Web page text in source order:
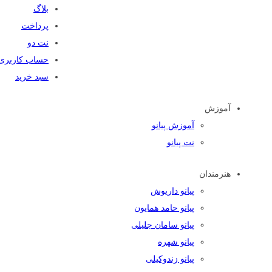
بلاگ
پرداخت
نت دو
حساب
سبد خرید
آموزش
آموزش پیانو
نت پیانو
هنرمندان
پیانو داریوش
پیانو حامد همایون
پیانو سامان جلیلی
پیانو شهره
پیانو زندوکیلی